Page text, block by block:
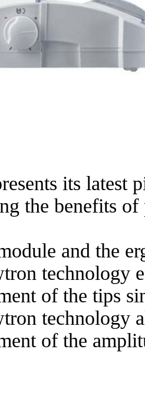
its latest
the benefits
and the
technology
of the tips
technology
of the